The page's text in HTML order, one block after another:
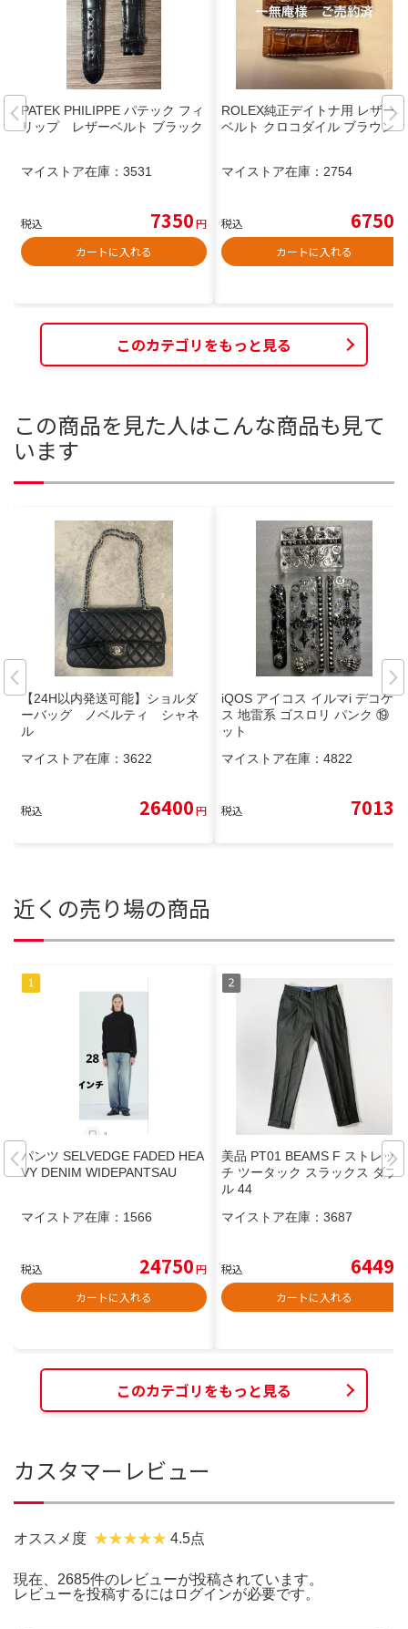
PATEK PHILIPPE パテック フィ
リップ レザーベルト ブラック
マイストア在庫： 3531
税込 7350円
カートに入れる
ROLEX純正デイトナ用 レザー
ベルト クロコダイル ブラウン)
マイストア在庫： 2754
税込 6750
カートに入れる
このカテゴリをもっと見る
この商品を見た人はこんな商品も見て
います
【24H以内発送可能】ショルダ
ーバッグ ノベルティ シャネ
ル
マイストア在庫： 3622
税込 26400円
iQOS アイコス イルマi デコケー
ス 地雷系 ゴスロリ パンク ⑲ セ
ット
マイストア在庫： 4822
税込 7013
近くの売り場の商品
パンツ SELVEDGE FADED HEA
VY DENIM WIDEPANTSAU
マイストア在庫： 1566
税込 24750円
カートに入れる
美品 PT01 BEAMS F ストレッ
チ ツータック スラックス ダブ
ル 44
マイストア在庫： 3687
税込 6449
カートに入れる
このカテゴリをもっと見る
カスタマーレビュー
オススメ度 4.5点
現在、2685件のレビューが投稿されています。
レビューを投稿するには ログインが必要です。